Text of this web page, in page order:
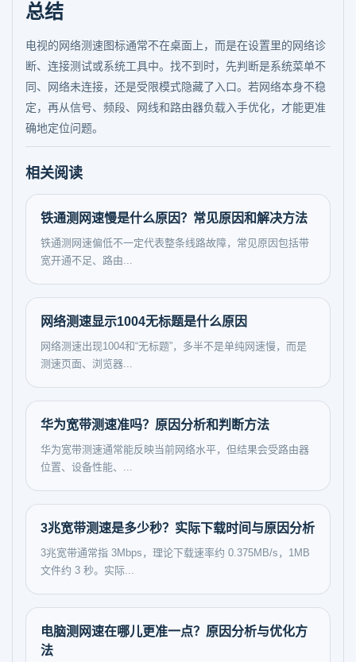
总结
电视的网络测速图标通常不在桌面上，而是在设置里的网络诊
断、连接测试或系统工具中。找不到时，先判断是系统菜单不
同、网络未连接，还是受限模式隐藏了入口。若网络本身不稳
定，再从信号、频段、网线和路由器负载入手优化，才能更准
确地定位问题。
相关阅读
铁通测网速慢是什么原因？常见原因和解决方法
铁通测网速偏低不一定代表整条线路故障，常见原因包括带
宽开通不足、路由...
网络测速显示1004无标题是什么原因
网络测速出现1004和“无标题”，多半不是单纯网速慢，而是
测速页面、浏览器...
华为宽带测速准吗？原因分析和判断方法
华为宽带测速通常能反映当前网络水平，但结果会受路由器
位置、设备性能、...
3兆宽带测速是多少秒？实际下载时间与原因分析
3兆宽带通常指 3Mbps，理论下载速率约 0.375MB/s，1MB
文件约 3 秒。实际...
电脑测网速在哪儿更准一点？原因分析与优化方
法